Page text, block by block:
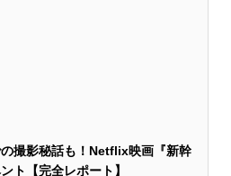
撮影秘話も！Netflix映画『新幹
ト【完全レポート】